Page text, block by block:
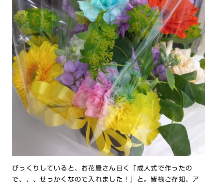
びっくりしていると、お花屋さん曰く「成人式で作ったの
で、、、せっかくなので入れました！」と。皆様ご存知、ア